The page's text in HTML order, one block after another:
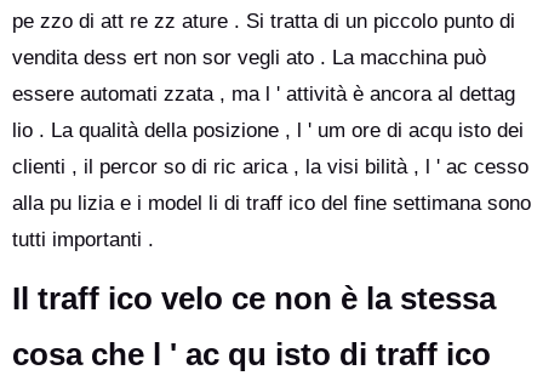
pe zzo di att re zz ature . Si tratta di un piccolo punto di
vendita dess ert non sor vegli ato . La macchina può
essere automati zzata , ma l ' attività è ancora al dettag
lio . La qualità della posizione , l ' um ore di acqu isto dei
clienti , il percor so di ric arica , la visi bilità , l ' ac cesso
alla pu lizia e i model li di traff ico del fine settimana sono
tutti importanti .
Il traff ico velo ce non è la stessa
cosa che l ' ac qu isto di traff ico